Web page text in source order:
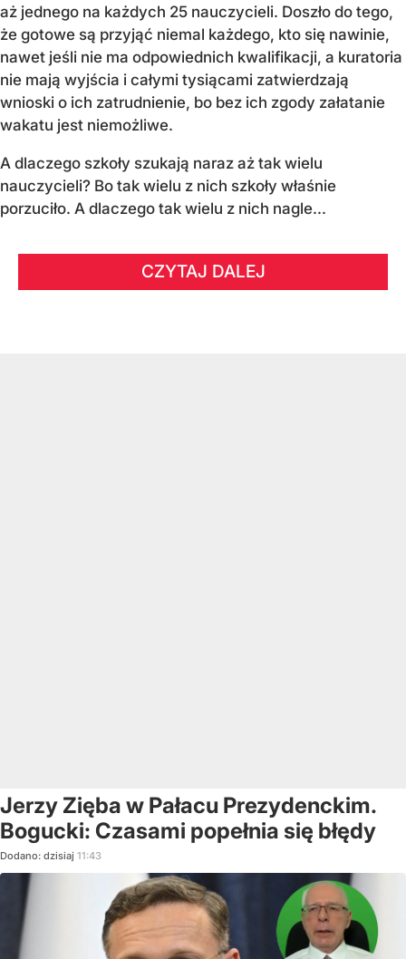
aż jednego na każdych 25 nauczycieli. Doszło do tego,
że gotowe są przyjąć niemal każdego, kto się nawinie,
nawet jeśli nie ma odpowiednich kwalifikacji, a kuratoria
nie mają wyjścia i całymi tysiącami zatwierdzają
wnioski o ich zatrudnienie, bo bez ich zgody załatanie
wakatu jest niemożliwe.
A dlaczego szkoły szukają naraz aż tak wielu
nauczycieli? Bo tak wielu z nich szkoły właśnie
porzuciło. A dlaczego tak wielu z nich nagle...
CZYTAJ DALEJ
Jerzy Zięba w Pałacu Prezydenckim.
Bogucki: Czasami popełnia się błędy
Dodano: dzisiaj 11:43